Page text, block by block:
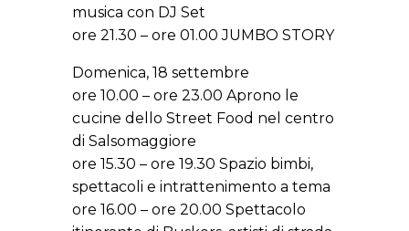
musica con DJ Set
ore 21.30 – ore 01.00 JUMBO STORY
Domenica, 18 settembre
ore 10.00 – ore 23.00 Aprono le
cucine dello Street Food nel centro
di Salsomaggiore
ore 15.30 – ore 19.30 Spazio bimbi,
spettacoli e intrattenimento a tema
ore 16.00 – ore 20.00 Spettacolo